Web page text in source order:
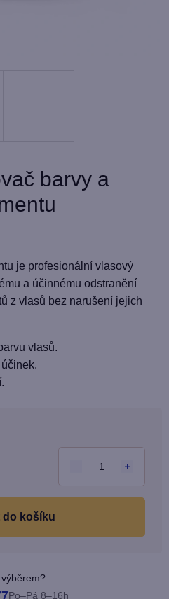
barvy a
je profesionální vlasový
a účinnému odstranění
z vlasů bez narušení jejich
vlasů.
cena:
do košíku
Po–Pá 8–16h